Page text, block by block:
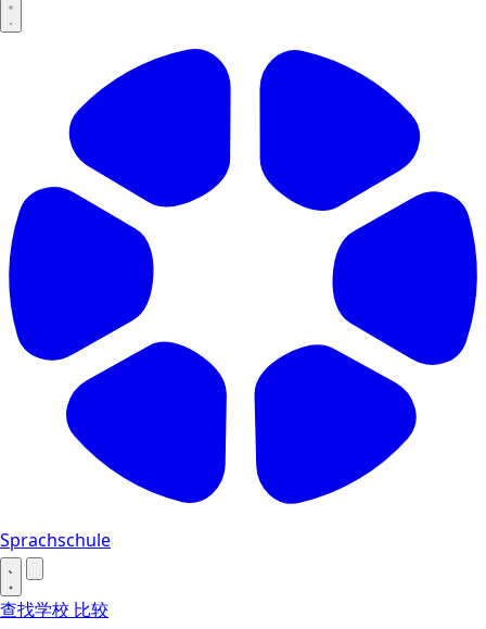
Sprachschule
查找学校 比较